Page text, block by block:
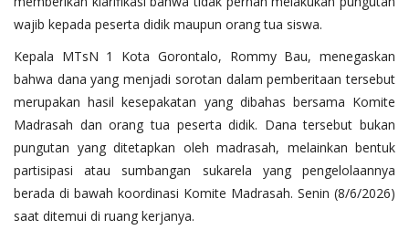
wajib kepada peserta didik maupun orang tua siswa.
Kepala MTsN 1 Kota Gorontalo, Rommy Bau, menegaskan
bahwa dana yang menjadi sorotan dalam pemberitaan tersebut
merupakan hasil kesepakatan yang dibahas bersama Komite
Madrasah dan orang tua peserta didik. Dana tersebut bukan
pungutan yang ditetapkan oleh madrasah, melainkan bentuk
partisipasi atau sumbangan sukarela yang pengelolaannya
berada di bawah koordinasi Komite Madrasah. Senin (8/6/2026)
saat ditemui di ruang kerjanya.